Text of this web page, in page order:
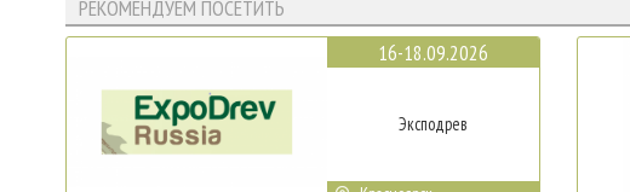
РЕКОМЕНДУЕМ ПОСЕТИТЬ
16-18.09.2026
Эксподрев